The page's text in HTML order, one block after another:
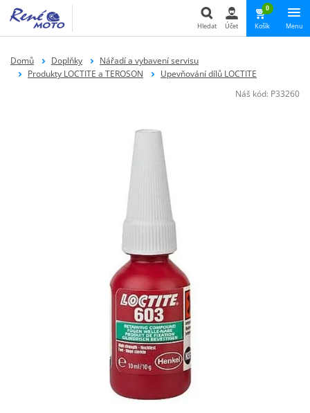
Hledat Účet
0
Košík Menu
Domů Doplňky
Nářadí a vybavení servisu
Produkty LOCTITE a TEROSON
Upevňování dílů LOCTITE
Náš kód: P33260